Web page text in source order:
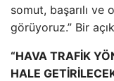
somut, başarılı ve
görüyoruz.” Bir
“HAVA TRAFİK
HALE